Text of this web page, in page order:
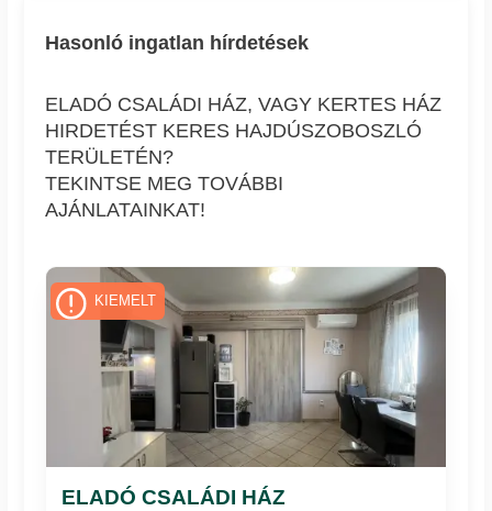
Hasonló ingatlan hírdetések
ELADÓ CSALÁDI HÁZ, VAGY KERTES HÁZ
HIRDETÉST KERES HAJDÚSZOBOSZLÓ
TERÜLETÉN?
TEKINTSE MEG TOVÁBBI
AJÁNLATAINKAT!
ELADÓ CSALÁDI HÁZ
KIEMELT